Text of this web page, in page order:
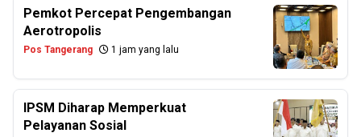
Pemkot Percepat Pengembangan
Aerotropolis
Pos Tangerang 1 jam yang lalu
IPSM Diharap Memperkuat
Pelayanan Sosial